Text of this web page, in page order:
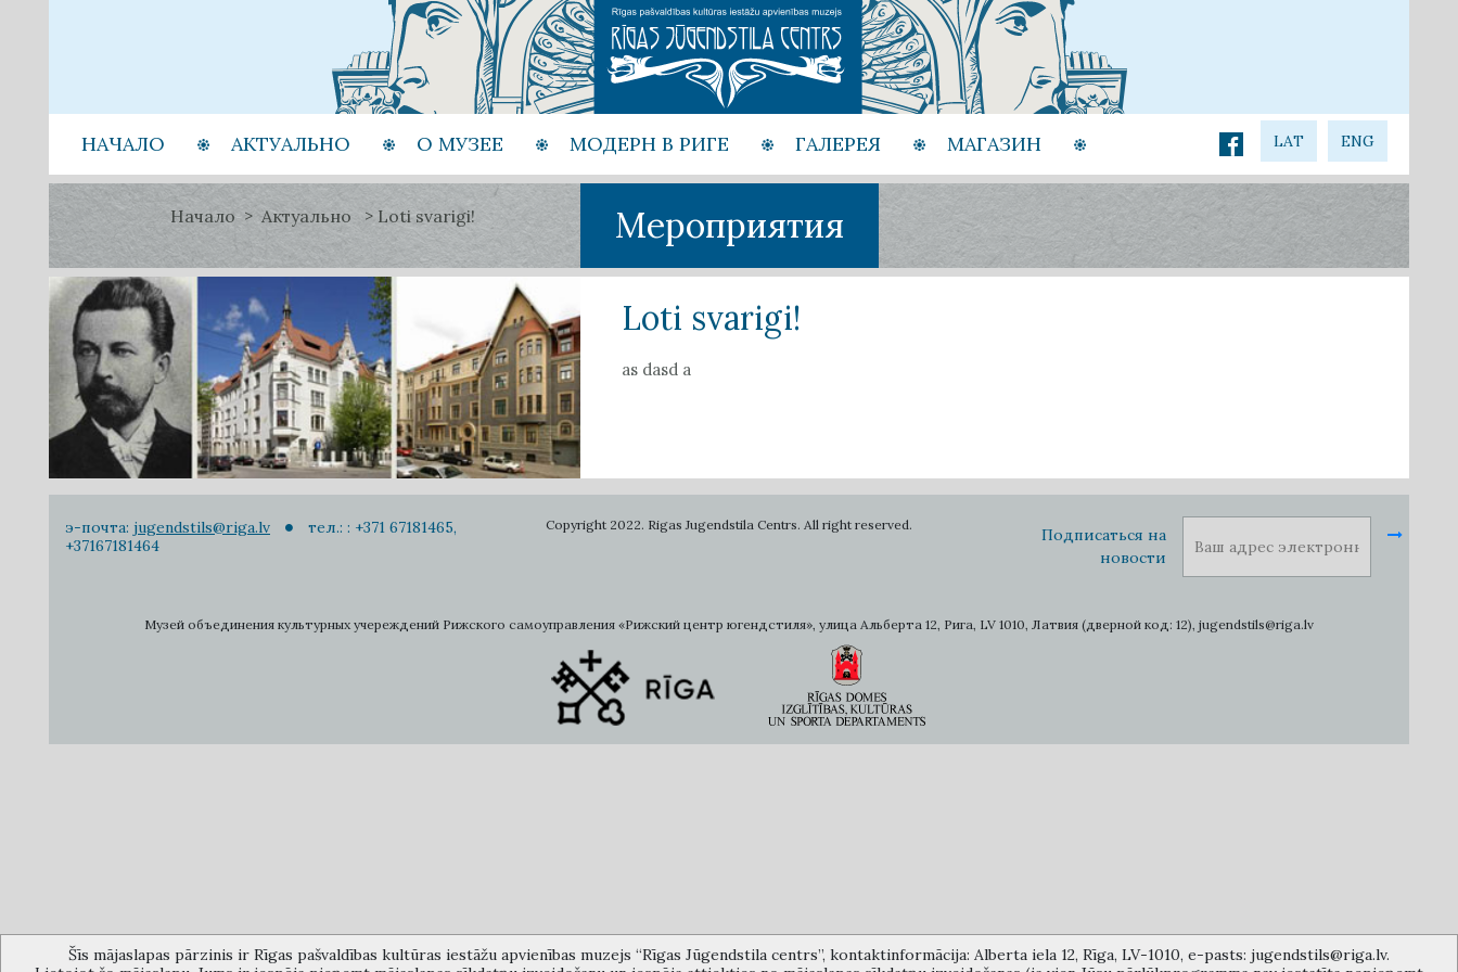
НАЧАЛО АКТУАЛЬНО О МУЗЕЕ МОДЕРН В РИГЕ ГАЛЕРЕЯ МАГАЗИН LAT ENG
Начало Актуально Loti svarigi! Мероприятия
Loti svarigi!
as dasd a
э-почта: jugendstils@riga.lv
тел.: : +371 67181465,
+37167181464
Copyright 2022. Rigas Jugendstila Centrs. All right reserved.
Подписаться на
новости
Музей объединения культурных учереждений Рижского самоуправления «Рижский центр югендстиля», улица Альберта 12, Рига, LV 1010, Латвия (дверной код: 12), jugendstils@riga.lv
Šīs mājaslapas pārzinis ir Rīgas pašvaldības kultūras iestāžu apvienības muzejs “Rīgas Jūgendstila centrs”, kontaktinformācija: Alberta iela 12, Rīga, LV-1010, e-pasts: jugendstils@riga.lv.